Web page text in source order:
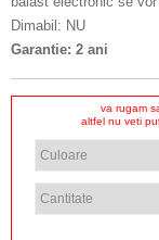
Dimabil: NU
Garantie: 2 ani
va rugam
altfel nu veti